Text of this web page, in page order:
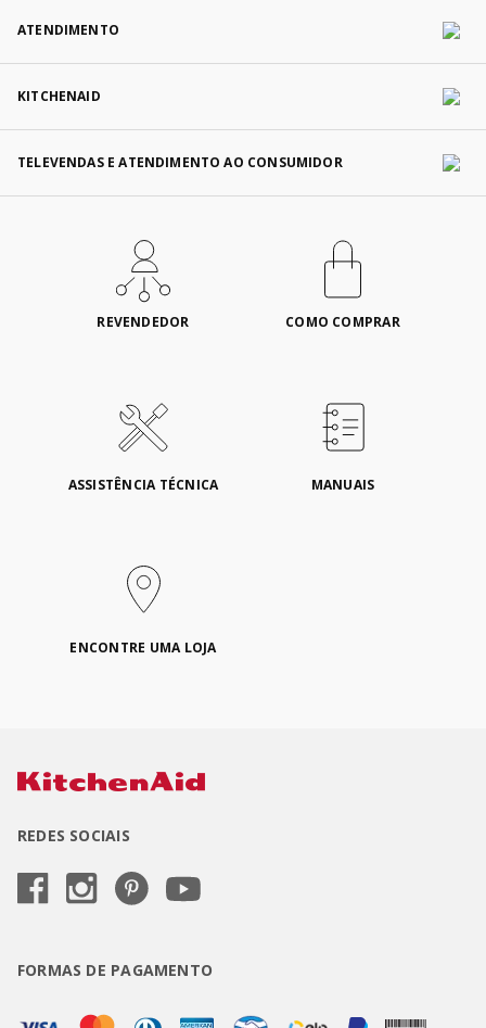
ATENDIMENTO
KITCHENAID
TELEVENDAS E ATENDIMENTO AO CONSUMIDOR
REVENDEDOR COMO COMPRAR
ASSISTÊNCIA TÉCNICA MANUAIS
ENCONTRE UMA LOJA
REDES SOCIAIS
FORMAS DE PAGAMENTO